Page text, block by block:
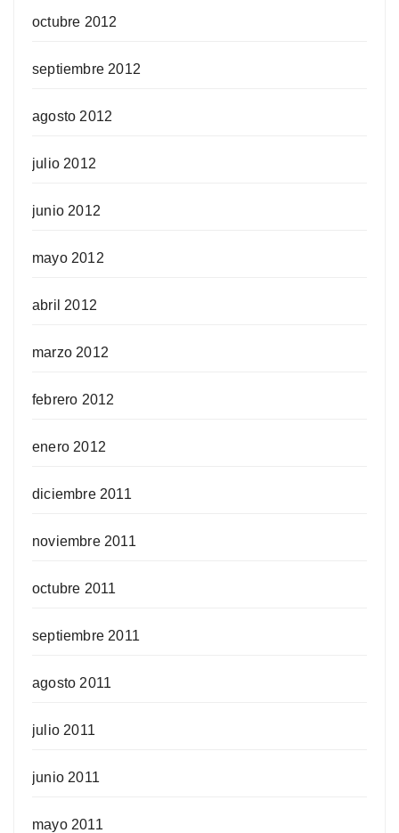
octubre 2012
septiembre 2012
agosto 2012
julio 2012
junio 2012
mayo 2012
abril 2012
marzo 2012
febrero 2012
enero 2012
diciembre 2011
noviembre 2011
octubre 2011
septiembre 2011
agosto 2011
julio 2011
junio 2011
mayo 2011